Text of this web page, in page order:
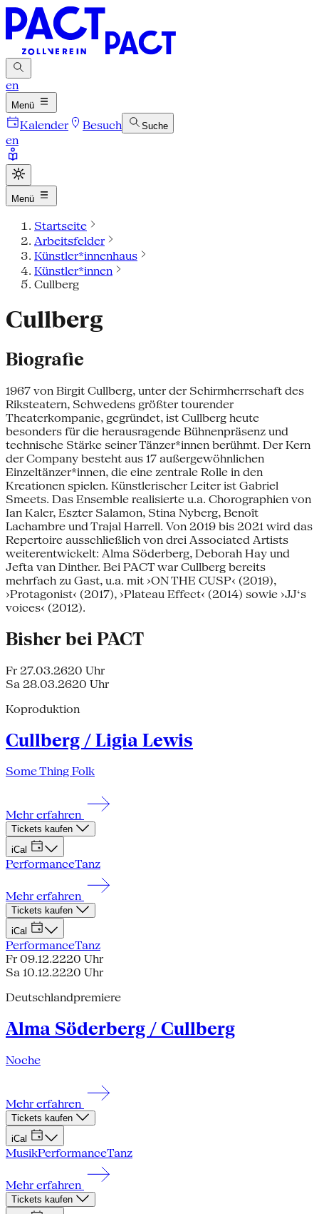
en
Menü
Kalender Besuch Suche
en
Menü
Startseite
Arbeitsfelder
Künstler*innenhaus
Künstler*innen
Cullberg
Cullberg
Biografie
1967 von Birgit Cullberg, unter der Schirmherrschaft des
Riksteatern, Schwedens größter tourender
Theaterkompanie, gegründet, ist Cullberg heute
besonders für die herausragende Bühnenpräsenz und
technische Stärke seiner Tänzer*innen berühmt. Der Kern
der Company besteht aus 17 außergewöhnlichen
Einzeltänzer*innen, die eine zentrale Rolle in den
Kreationen spielen. Künstlerischer Leiter ist Gabriel
Smeets. Das Ensemble realisierte u.a. Chorographien von
Ian Kaler, Eszter Salamon, Stina Nyberg, Benoît
Lachambre und Trajal Harrell. Von 2019 bis 2021 wird das
Repertoire ausschließlich von drei Associated Artists
weiterentwickelt: Alma Söderberg, Deborah Hay und
Jefta van Dinther. Bei PACT war Cullberg bereits
mehrfach zu Gast, u.a. mit ›ON THE CUSP‹ (2019),
›Protagonist‹ (2017), ›Plateau Effect‹ (2014) sowie ›JJ‘s
voices‹ (2012).
Bisher bei PACT
Fr 27.03.2620 Uhr
Sa 28.03.2620 Uhr
Koproduktion
Cullberg / Ligia Lewis
Some Thing Folk
Mehr erfahren
Tickets kaufen
iCal
PerformanceTanz
Mehr erfahren
Tickets kaufen
iCal
PerformanceTanz
Fr 09.12.2220 Uhr
Sa 10.12.2220 Uhr
Deutschlandpremiere
Alma Söderberg / Cullberg
Noche
Mehr erfahren
Tickets kaufen
iCal
MusikPerformanceTanz
Mehr erfahren
Tickets kaufen